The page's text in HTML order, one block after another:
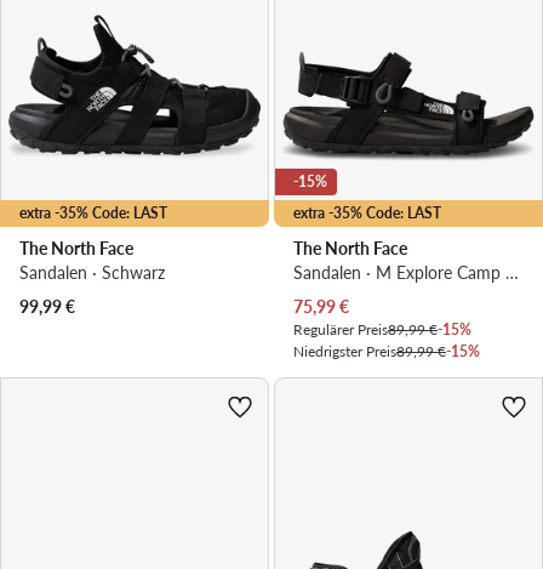
extra -35% Code: LAST
The North Face
Sandalen · Schwarz
99,99€
extra -35% Code: LAST
-15%
The North Face
Sandalen · M Explore Camp Sandal NF0A8A8XKX71 · Schwarz
Aktueller Preis
75,99€
Regulärer Preis89,99 €-15%
Niedrigster Preis89,99 €-15%